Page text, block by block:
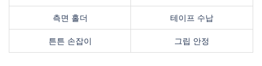
측면 홀더 테이프 수납
튼튼 손잡이 그립 안정